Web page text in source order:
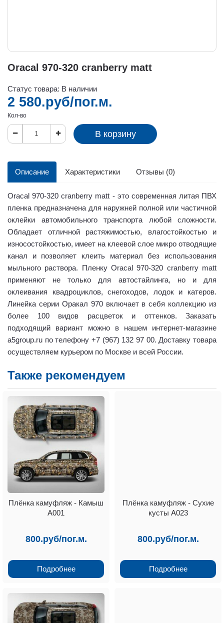
Oracal 970-320 cranberry matt
Статус товара: В наличии
2 580.руб/пог.м.
Кол-во
В корзину
Описание Характеристики Отзывы (0)
Oracal 970-320 cranberry matt - это современная литая ПВХ
пленка предназначена для наружней полной или частичной
оклейки автомобильного транспорта любой сложности.
Обладает отличной растяжимостью, влагостойкостью и
износостойкостью, имеет на клеевой слое микро отводящие
канал и позволяет клеить материал без использования
мыльного раствора. Пленку Oracal 970-320 cranberry matt
применяют не только для автостайлинга, но и для
оклеивания квадроциклов, снегоходов, лодок и катеров.
Линейка серии Оракал 970 включает в себя коллекцию из
более 100 видов расцветок и оттенков. Заказать
подходящий вариант можно в нашем интернет-магазине
a5group.ru по телефону +7 (967) 132 97 00. Доставку товара
осуществляем курьером по Москве и всей России.
Также рекомендуем
Плёнка камуфляж - Камыш
А001
800.руб/пог.м.
Подробнее
Плёнка камуфляж - Сухие
кусты А023
800.руб/пог.м.
Подробнее